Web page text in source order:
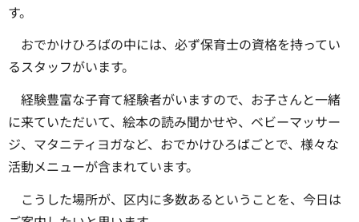
す。
おでかけひろばの中には、必ず保育士の資格を持ってい
るスタッフがいます。
経験豊富な子育て経験者がいますので、お子さんと一緒
に来ていただいて、絵本の読み聞かせや、ベビーマッサー
ジ、マタニティヨガなど、おでかけひろばごとで、様々な
活動メニューが含まれています。
こうした場所が、区内に多数あるということを、今日は